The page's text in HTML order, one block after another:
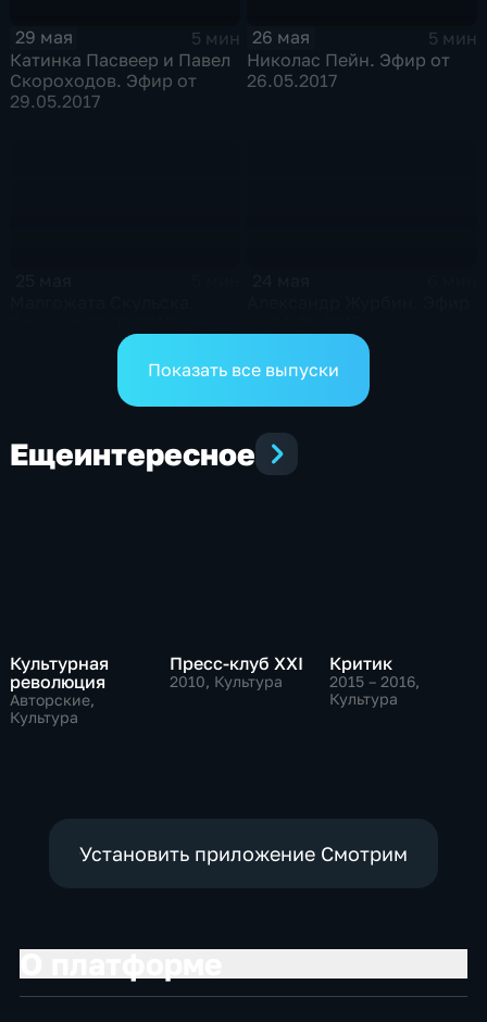
29 мая
5 мин
Катинка Пасвеер и Павел
Скороходов. Эфир от
29.05.2017
26 мая
5 мин
Николас Пейн. Эфир от
26.05.2017
Показать все выпуски
Ещеинтересное
Культурная
революция
Авторские,
Культура
Пресс-клуб ХХI
2010, Культура
Критик
2015 – 2016,
Культура
Установить приложение Смотрим